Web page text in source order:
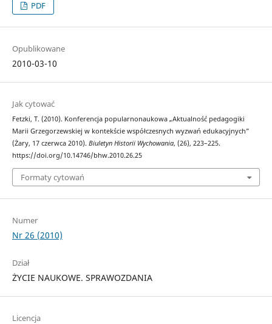
PDF
Opublikowane
2010-03-10
Jak cytować
Fetzki, T. (2010). Konferencja popularnonaukowa „Aktualność pedagogiki
Marii Grzegorzewskiej w kontekście współczesnych wyzwań edukacyjnych”
(Żary, 17 czerwca 2010). Biuletyn Historii Wychowania, (26), 223–225.
https://doi.org/10.14746/bhw.2010.26.25
Formaty cytowań
Numer
Nr 26 (2010)
Dział
ŻYCIE NAUKOWE. SPRAWOZDANIA
Licencja